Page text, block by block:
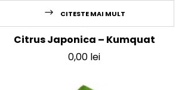
CITESTE MAI MULT
Citrus Japonica – Kumquat
0,00 lei